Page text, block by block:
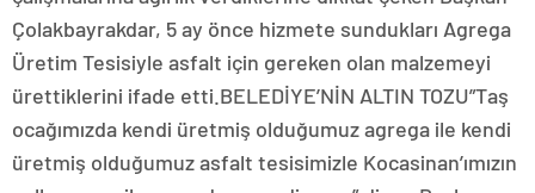
Çolakbayrakdar, 5 ay önce hizmete sundukları Agrega
Üretim Tesisiyle asfalt için gereken olan malzemeyi
ürettiklerini ifade etti.BELEDİYE’NİN ALTIN TOZU”Taş
ocağımızda kendi üretmiş olduğumuz agrega ile kendi
üretmiş olduğumuz asfalt tesisimizle Kocasinan’ımızın